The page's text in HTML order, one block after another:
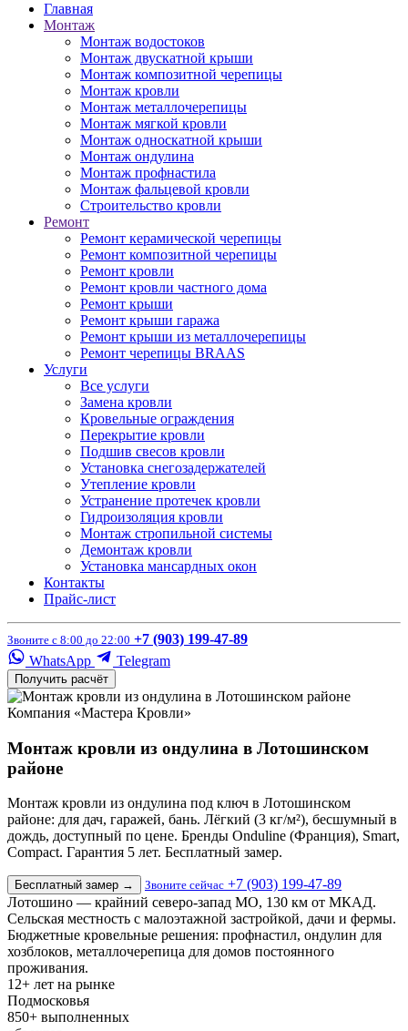
Главная
Монтаж
Монтаж водостоков
Монтаж двускатной крыши
Монтаж композитной черепицы
Монтаж кровли
Монтаж металлочерепицы
Монтаж мягкой кровли
Монтаж односкатной крыши
Монтаж ондулина
Монтаж профнастила
Монтаж фальцевой кровли
Строительство кровли
Ремонт
Ремонт керамической черепицы
Ремонт композитной черепицы
Ремонт кровли
Ремонт кровли частного дома
Ремонт крыши
Ремонт крыши гаража
Ремонт крыши из металлочерепицы
Ремонт черепицы BRAAS
Услуги
Все услуги
Замена кровли
Кровельные ограждения
Перекрытие кровли
Подшив свесов кровли
Установка снегозадержателей
Утепление кровли
Устранение протечек кровли
Гидроизоляция кровли
Монтаж стропильной системы
Демонтаж кровли
Установка мансардных окон
Контакты
Прайс-лист
Звоните с 8:00 до 22:00 +7 (903) 199-47-89
WhatsApp
Telegram
Получить расчёт
Компания «Мастера Кровли»
Монтаж кровли из ондулина в Лотошинском
районе
Монтаж кровли из ондулина под ключ в Лотошинском
районе: для дач, гаражей, бань. Лёгкий (3 кг/м²), бесшумный в
дождь, доступный по цене. Бренды Onduline (Франция), Smart,
Compact. Гарантия 5 лет. Бесплатный замер.
Бесплатный замер → Звоните сейчас +7 (903) 199-47-89
Лотошино — крайний северо-запад МО, 130 км от МКАД.
Сельская местность с малоэтажной застройкой, дачи и фермы.
Бюджетные кровельные решения: профнастил, ондулин для
хозблоков, металлочерепица для домов постоянного
проживания.
12+ лет на рынке
Подмосковья
850+ выполненных